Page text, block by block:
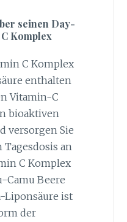
seinen Day-
Komplex
C Komplex
enthalten
Vitamin-C
bioaktiven
versorgen Sie
an
C Komplex
Camu Beere
Liponsäure ist
der